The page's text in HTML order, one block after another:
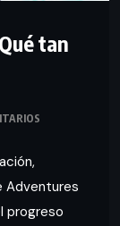
tan
Adventures
progreso